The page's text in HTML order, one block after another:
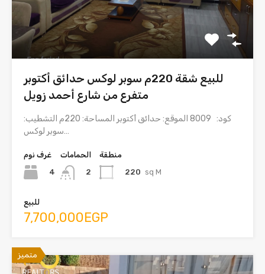
للبيع شقة 220م سوبر لوكس حدائق أكتوبر
متفرع من شارع أحمد زويل
كود: 8009 الموقع: حدائق أكتوبر المساحة: 220م التشطيب:
سوبر لوكس…
غرف نوم
4
الحمامات
2
منطقة
220 sq M
للبيع
7,700,000EGP
متميز